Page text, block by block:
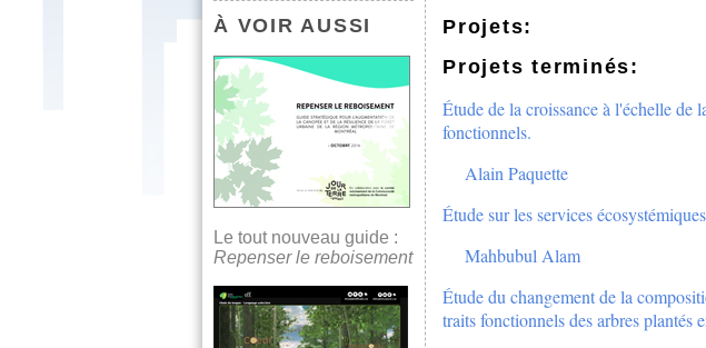
À VOIR AUSSI
Le tout nouveau guide :
Repenser le reboisement
Projets:
Projets terminés:
Étude de la croissance à l'échelle de
fonctionnels.
Alain Paquette
Étude sur les services
Mahbubul Alam
Étude du changement de la
traits fonctionnels des arbres plantés